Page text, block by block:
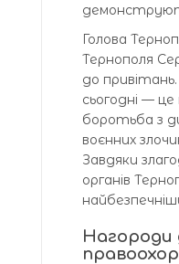
Голова
Тернополя
до привітань.
сьогодні —
боротьба з
воєнних
Завдяки
органів
Нагороди